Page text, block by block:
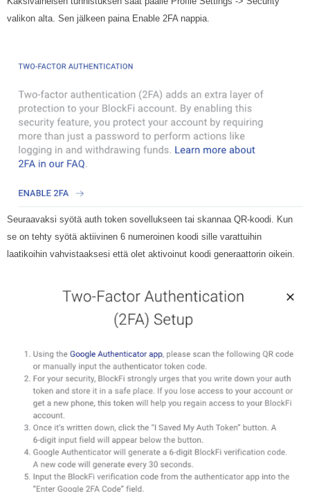
valikon alta. Sen jälkeen paina Enable 2FA nappia.
Seuraavaksi syötä auth token sovellukseen tai skannaa QR-koodi. Kun
se on tehty syötä aktiivinen 6 numeroinen koodi sille varattuihin
laatikoihin vahvistaaksesi että olet aktivoinut koodi generaattorin oikein.